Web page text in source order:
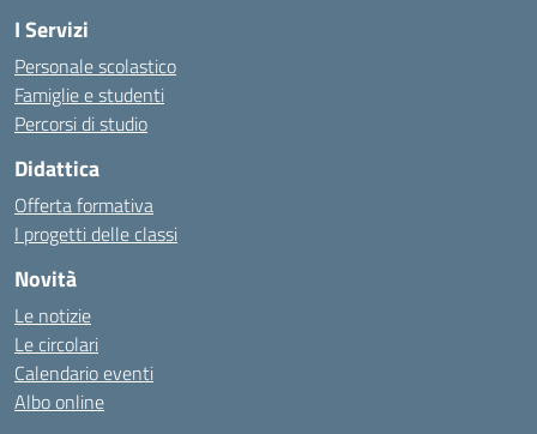
I Servizi
Personale scolastico
Famiglie e studenti
Percorsi di studio
Didattica
Offerta formativa
I progetti delle classi
Novità
Le notizie
Le circolari
Calendario eventi
Albo online